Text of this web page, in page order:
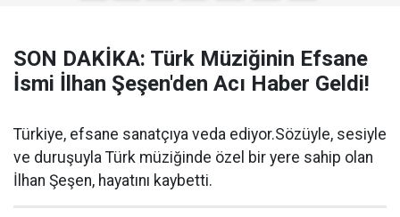
SON DAKİKA: Türk Müziğinin Efsane
İsmi İlhan Şeşen'den Acı Haber Geldi!
Türkiye, efsane sanatçıya veda ediyor.Sözüyle, sesiyle
ve duruşuyla Türk müziğinde özel bir yere sahip olan
İlhan Şeşen, hayatını kaybetti.